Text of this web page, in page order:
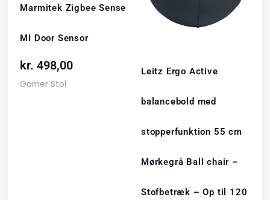
Marmitek Zigbee Sense
MI Door Sensor
kr. 498,00
Gamer Stol
Leitz Ergo Active
balancebold med
stopperfunktion 55 cm
Mørkegrå Ball chair –
Stofbetræk – Op til 120